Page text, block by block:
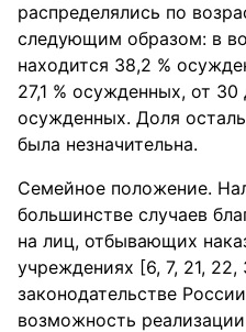
распределялись по
следующим образом: в
находится 38,2 %
27,1 % осужденных, от
осужденных. Доля
была незначительна.
Семейное положение.
большинстве случаев
на лиц, отбывающих
учреждениях [6, 7, 21,
законодательстве
возможность